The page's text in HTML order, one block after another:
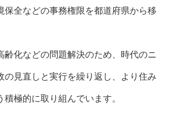
保全などの事務権限を都道府県から移
齢化などの問題解決のため、時代のニ
の見直しと実行を繰り返し、より住み
極的に取り組んでいます。